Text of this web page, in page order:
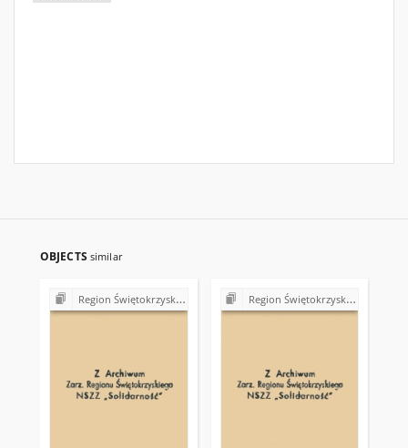
OBJECTS similar
Region Świętokrzyski NSZZ "Solidarność". Delegatura Starachowice Region Świętokrzyski NSZZ "Solidarność". Delegatura Starachowice